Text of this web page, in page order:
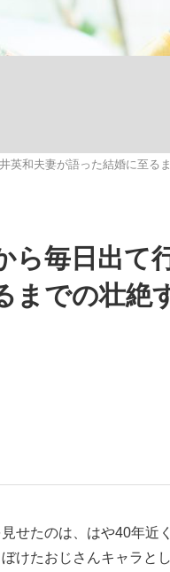
「最悪の空気
英和夫妻が語った結婚に至る
ら毎日出て
までの壮絶
せたのは、はや40年近
けたおじさんキャラと